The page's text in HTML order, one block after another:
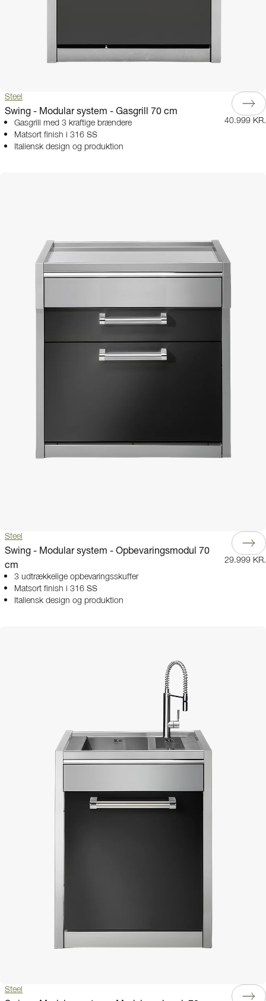
Steel
Swing - Modular system - Gasgrill 70 cm
Gasgrill med 3 kraftige brændere
Matsort finish i 316 SS
Italiensk design og produktion
40.999 KR.
Steel
Swing - Modular system - Opbevaringsmodul 70
cm
3 udtrækkelige opbevaringsskuffer
Matsort finish i 316 SS
Italiensk design og produktion
29.999 KR.
Steel